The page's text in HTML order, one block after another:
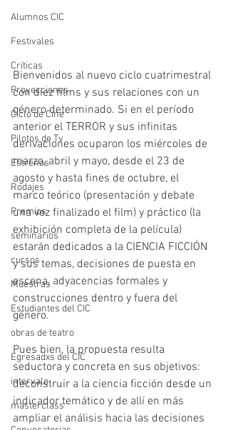
Alumnos CIC
Festivales
Críticas
Proyecciones
Ciclo de Cine
Pilotos de Tv
Estrenos
Rodajes
Premios
seminarios
cursos
Muestras
Estudiantes del CIC
obras de teatro
Egresadxs del CIC
intervalo
masterclass
Bienvenidos al nuevo ciclo cuatrimestral
con diez films y sus relaciones con un
género determinado. Si en el período
anterior el TERROR y sus infinitas
derivaciones ocuparon los miércoles de
marzo, abril y mayo, desde el 23 de
agosto y hasta fines de octubre, el
marco teórico (presentación y debate
una vez finalizado el film) y práctico (la
exhibición completa de la película)
estarán dedicados a la CIENCIA FICCIÓN
y sus temas, decisiones de puesta en
escena, adyacencias formales y
construcciones dentro y fuera del
género.
Pues bien, la propuesta resulta
seductora y concreta en sus objetivos:
deconstruir a la ciencia ficción desde un
indicador temático y de allí en más
ampliar el análisis hacia las decisiones